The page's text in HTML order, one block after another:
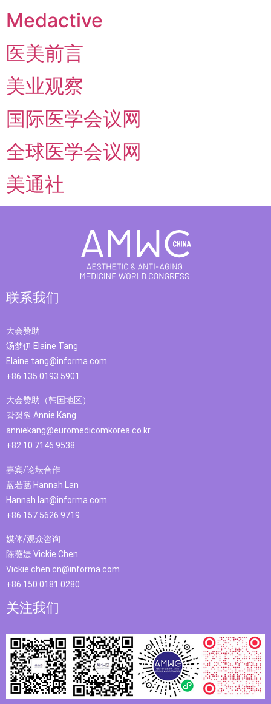
Medactive
医美前言
美业观察
国际医学会议网
全球医学会议网
美通社
联系我们
大会赞助
汤梦伊 Elaine Tang
Elaine.tang@informa.com
+86 135 0193 5901
大会赞助（韩国地区）
강정원 Annie Kang
anniekang@euromedicomkorea.co.kr
+82 10 7146 9538
嘉宾/论坛合作
蓝若菡 Hannah Lan
Hannah.lan@informa.com
+86 157 5626 9719
媒体/观众咨询
陈薇婕 Vickie Chen
Vickie.chen.cn@informa.com
+86 150 0181 0280
关注我们